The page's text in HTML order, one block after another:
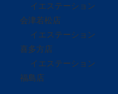
イエステーション
会津若松店
イエステーション
喜多方店
イエステーション
福島店